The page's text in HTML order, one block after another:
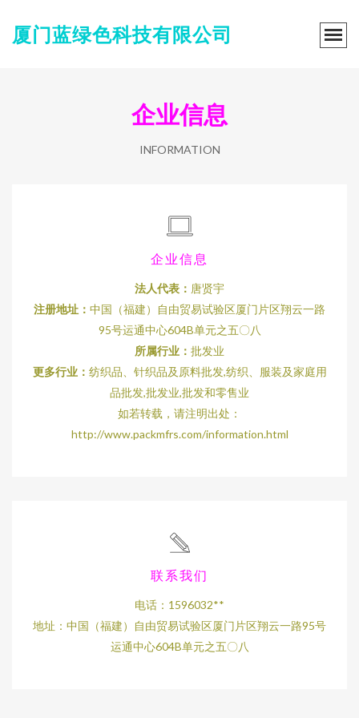
厦门蓝绿色科技有限公司
企业信息
INFORMATION
企业信息
法人代表： 唐贤宇
注册地址： 中国（福建）自由贸易试验区厦门片区翔云一路
95号运通中心604B单元之五〇八
所属行业： 批发业
更多行业： 纺织品、针织品及原料批发,纺织、服装及家庭用
品批发,批发业,批发和零售业
如若转载，请注明出处：
http://www.packmfrs.com/information.html
联系我们
电话：1596032**
地址：中国（福建）自由贸易试验区厦门片区翔云一路95号
运通中心604B单元之五〇八